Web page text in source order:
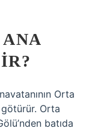
Orta
Orta
batıda